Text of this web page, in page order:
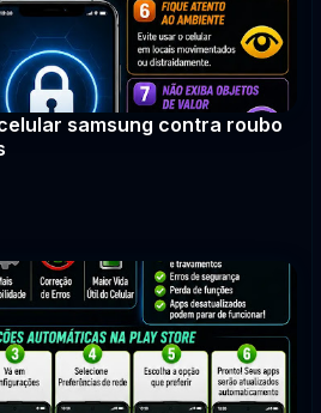
samsung contra roubo